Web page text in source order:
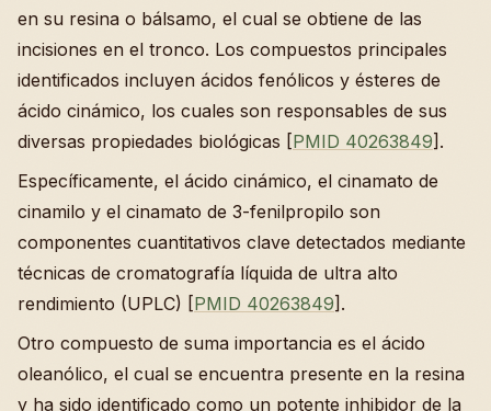
en su resina o bálsamo, el cual se obtiene de las
incisiones en el tronco. Los compuestos principales
identificados incluyen ácidos fenólicos y ésteres de
ácido cinámico, los cuales son responsables de sus
diversas propiedades biológicas [PMID 40263849].
Específicamente, el ácido cinámico, el cinamato de
cinamilo y el cinamato de 3-fenilpropilo son
componentes cuantitativos clave detectados mediante
técnicas de cromatografía líquida de ultra alto
rendimiento (UPLC) [PMID 40263849].
Otro compuesto de suma importancia es el ácido
oleanólico, el cual se encuentra presente en la resina
y ha sido identificado como un potente inhibidor de la